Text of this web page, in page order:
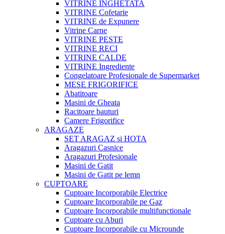
VITRINE INGHETATA
VITRINE Cofetarie
VITRINE de Expunere
Vitrine Carne
VITRINE PESTE
VITRINE RECI
VITRINE CALDE
VITRINE Ingrediente
Congelatoare Profesionale de Supermarket
MESE FRIGORIFICE
Abatitoare
Masini de Gheata
Racitoare bauturi
Camere Frigorifice
ARAGAZE
SET ARAGAZ si HOTA
Aragazuri Casnice
Aragazuri Profesionale
Masini de Gatit
Masini de Gatit pe lemn
CUPTOARE
Cuptoare Incorporabile Electrice
Cuptoare Incorporabile pe Gaz
Cuptoare Incorporabile multifunctionale
Cuptoare cu Aburi
Cuptoare Incorporabile cu Microunde